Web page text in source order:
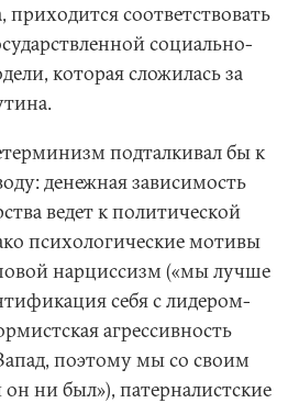
приходится соответствовать
социально-
которая сложилась за
подталкивал бы к
денежная зависимость
ведет к политической
психологические мотивы
нарциссизм («мы лучше
себя с лидером-
агрессивность
поэтому мы со своим
ни был»), патерналистские